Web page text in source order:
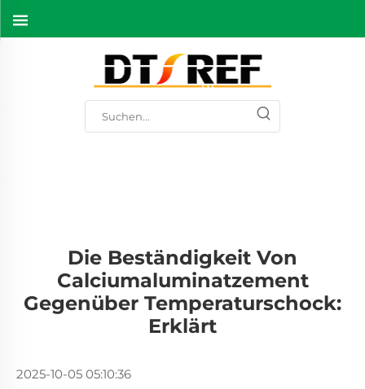
Die Beständigkeit Von
Calciumaluminatzement
Gegenüber Temperaturschock:
Erklärt
2025-10-05 05:10:36